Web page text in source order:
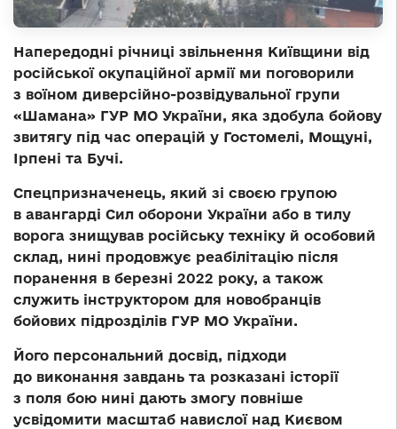
Напередодні річниці звільнення Київщини від
російської окупаційної армії ми поговорили
з воїном диверсійно-розвідувальної групи
«Шамана» ГУР МО України, яка здобула бойову
звитягу під час операцій у Гостомелі, Мощуні,
Ірпені та Бучі.
Спецпризначенець, який зі своєю групою
в авангарді Сил оборони України або в тилу
ворога знищував російську техніку й особовий
склад, нині продовжує реабілітацію після
поранення в березні 2022 року, а також
служить інструктором для новобранців
бойових підрозділів ГУР МО України.
Його персональний досвід, підходи
до виконання завдань та розказані історії
з поля бою нині дають змогу повніше
усвідомити масштаб навислої над Києвом